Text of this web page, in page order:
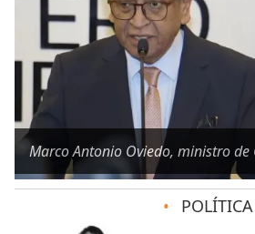
Marco Antonio Oviedo, ministro de
• POLÍTICA